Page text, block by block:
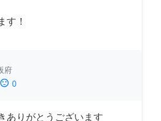
す！
府
sentiment_dissatisfied 0
ありがとうございます